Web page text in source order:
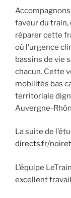
faveur du
réparer cette
où l’urgence
bassins de vie
chacun. Cette
mobilités bas
territoriale
Auvergne-
La suite de
directs.fr/
L’équipe
excellent